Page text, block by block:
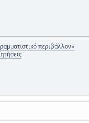
περιβάλλον»